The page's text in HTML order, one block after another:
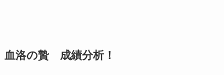
血洛の贄 成績分析！